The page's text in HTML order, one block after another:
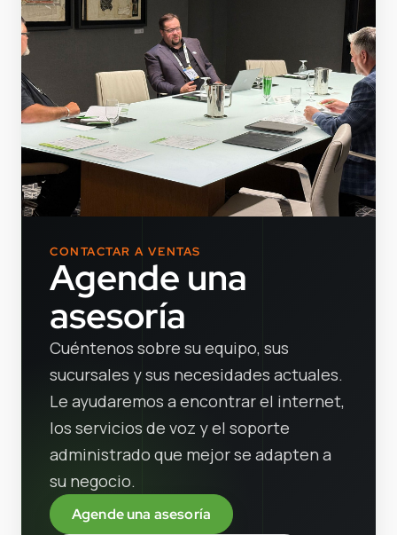
CONTACTAR A VENTAS
Agende una
asesoría
Cuéntenos sobre su equipo, sus
sucursales y sus necesidades actuales.
Le ayudaremos a encontrar el internet,
los servicios de voz y el soporte
administrado que mejor se adapten a
su negocio.
Agende una asesoría